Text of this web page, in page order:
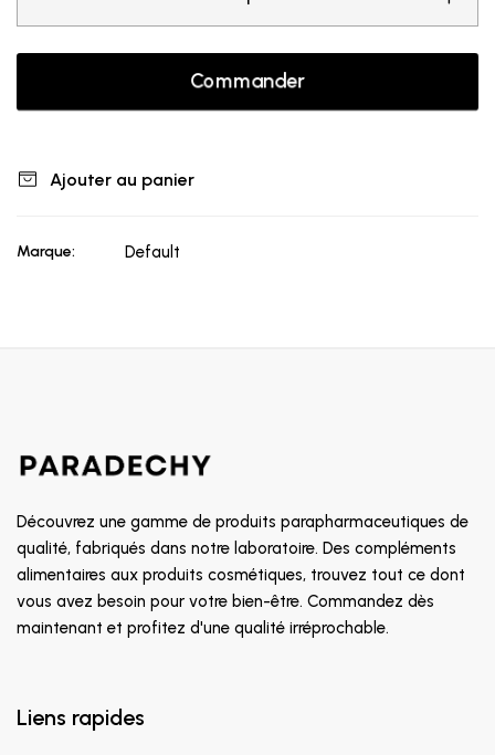
Commander
Ajouter au panier
Marque: Default
Découvrez une gamme de produits parapharmaceutiques de
qualité, fabriqués dans notre laboratoire. Des compléments
alimentaires aux produits cosmétiques, trouvez tout ce dont
vous avez besoin pour votre bien-être. Commandez dès
maintenant et profitez d'une qualité irréprochable.
Liens rapides